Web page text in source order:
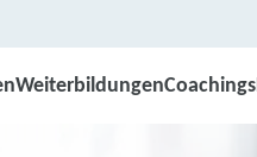
WeiterbildungenCoachings